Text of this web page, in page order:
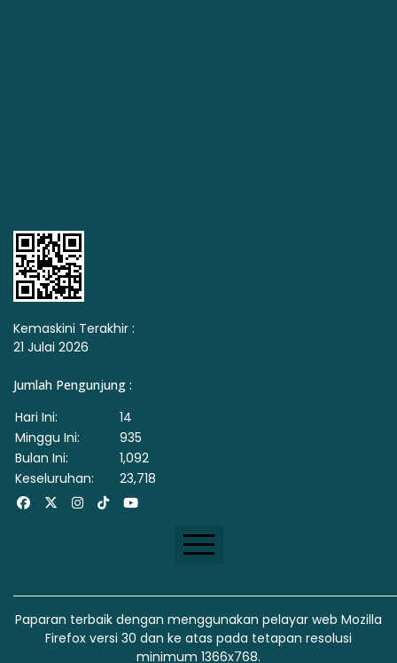
Kemaskini Terakhir :
21 Julai 2026
Jumlah Pengunjung :
Hari Ini:
14
Minggu Ini:
935
Bulan Ini:
1,092
Keseluruhan:
23,718
FacebookInstagram
TiktokYoutube
Penafian
Peta Laman
Paparan terbaik dengan menggunakan pelayar web Mozilla
Firefox versi 30 dan ke atas pada tetapan resolusi
minimum 1366x768.